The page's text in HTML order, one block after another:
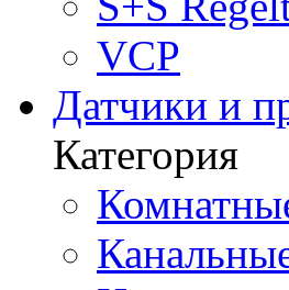
VCP
Датчики и
Категория